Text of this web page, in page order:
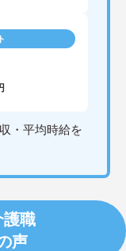
・平均時給を
護職
声